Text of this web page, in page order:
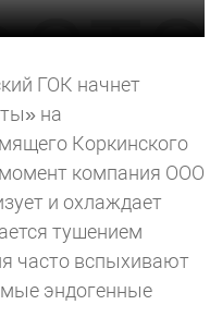
ГОК начнет
на
Коркинского
компания ООО
и охлаждает
тушением
часто вспыхивают
эндогенные